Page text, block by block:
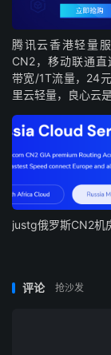
腾讯云香港轻量
CN2，移动联通
带宽/1T流量，24
里云轻量，良心云
justg俄罗斯CN2机
评论 抢沙发